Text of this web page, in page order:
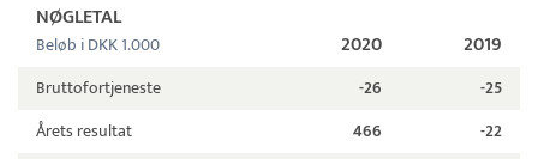
NØGLETAL
Beløb i DKK 1.000 2020 2019
Bruttofortjeneste -26
-25
Årets resultat
466
-22